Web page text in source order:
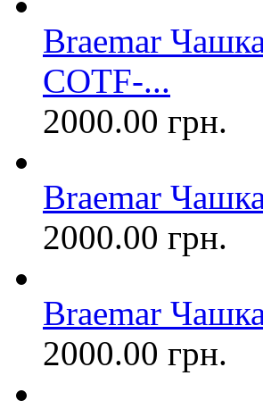
Braemar
COTF-...
2000.00 грн.
Braemar
2000.00 грн.
Braemar
2000.00 грн.